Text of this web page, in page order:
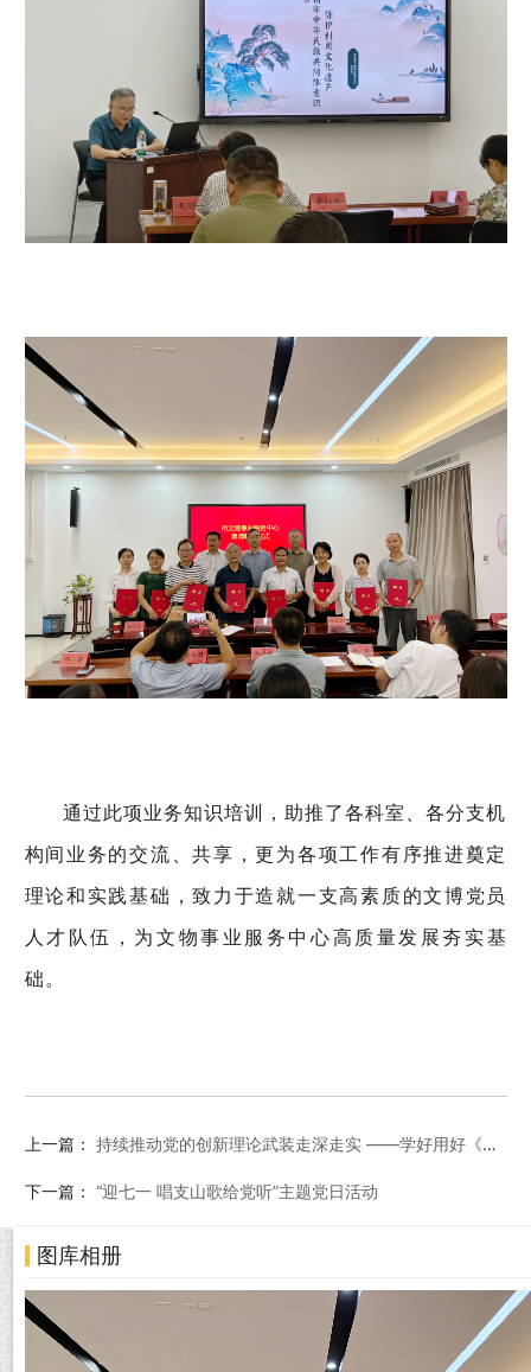
通过此项业务知识培训，助推了各科室、各分支机
构间业务的交流、共享，更为各项工作有序推进奠定
理论和实践基础，致力于造就一支高素质的文博党员
人才队伍，为文物事业服务中心高质量发展夯实基
础。
上一篇： 持续推动党的创新理论武装走深走实 ——学好用好《习近平关于加强党的作风建设论述摘编》
下一篇： “迎七一 唱支山歌给党听”主题党日活动
图库相册